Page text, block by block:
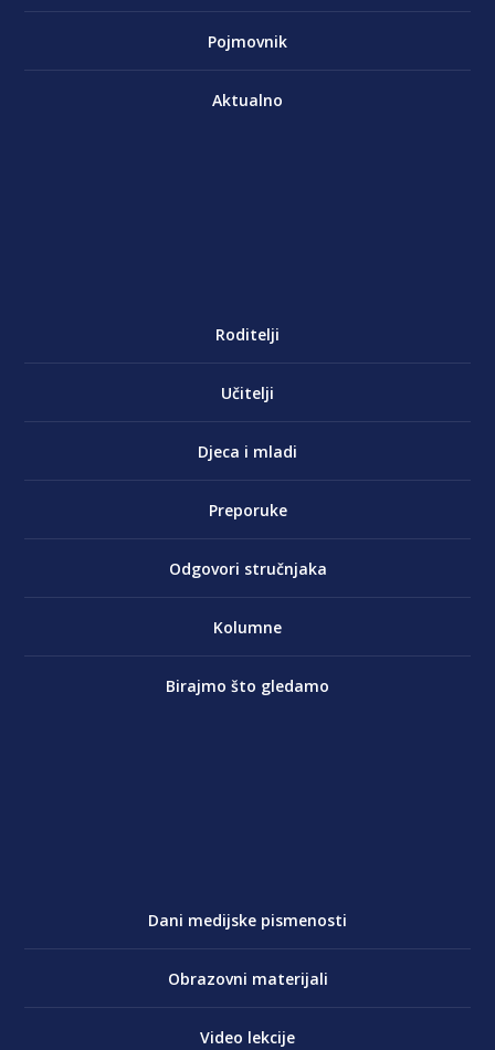
Pojmovnik
Aktualno
Roditelji
Učitelji
Djeca i mladi
Preporuke
Odgovori stručnjaka
Kolumne
Birajmo što gledamo
Dani medijske pismenosti
Obrazovni materijali
Video lekcije